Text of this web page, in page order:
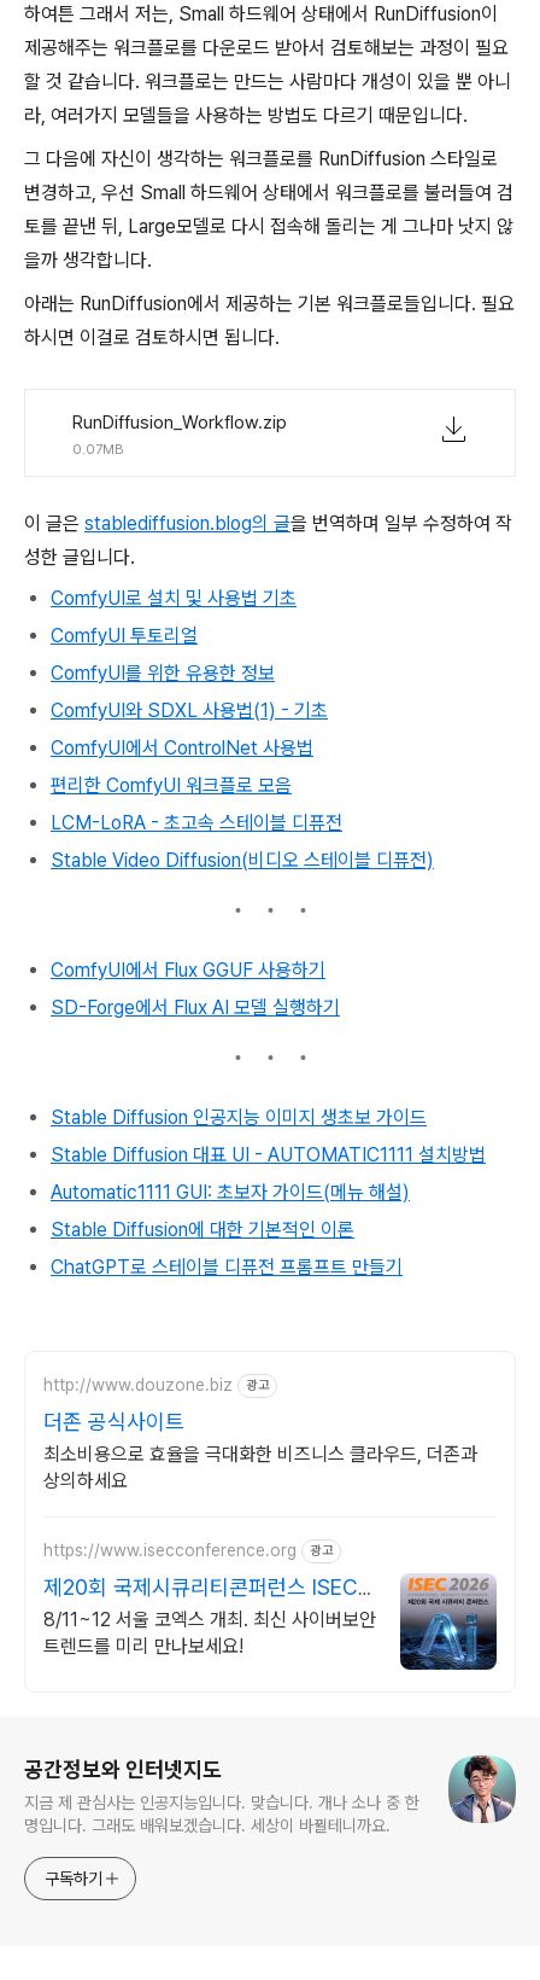
하여튼 그래서 저는, Small 하드웨어 상태에서 RunDiffusion이
제공해주는 워크플로를 다운로드 받아서 검토해보는 과정이 필요
할 것 같습니다. 워크플로는 만드는 사람마다 개성이 있을 뿐 아니
라, 여러가지 모델들을 사용하는 방법도 다르기 때문입니다.
그 다음에 자신이 생각하는 워크플로를 RunDiffusion 스타일로
변경하고, 우선 Small 하드웨어 상태에서 워크플로를 불러들여 검
토를 끝낸 뒤, Large모델로 다시 접속해 돌리는 게 그나마 낫지 않
을까 생각합니다.
아래는 RunDiffusion에서 제공하는 기본 워크플로들입니다. 필요
하시면 이걸로 검토하시면 됩니다.
RunDiffusion_Workflow.zip
0.07MB
이 글은 stablediffusion.blog의 글을 번역하며 일부 수정하여 작
성한 글입니다.
ComfyUI로 설치 및 사용법 기초
ComfyUI 투토리얼
ComfyUI를 위한 유용한 정보
ComfyUI와 SDXL 사용법(1) - 기초
ComfyUI에서 ControlNet 사용법
편리한 ComfyUI 워크플로 모음
LCM-LoRA - 초고속 스테이블 디퓨전
Stable Video Diffusion(비디오 스테이블 디퓨전)
ComfyUI에서 Flux GGUF 사용하기
SD-Forge에서 Flux AI 모델 실행하기
Stable Diffusion 인공지능 이미지 생초보 가이드
Stable Diffusion 대표 UI - AUTOMATIC1111 설치방법
Automatic1111 GUI: 초보자 가이드(메뉴 해설)
Stable Diffusion에 대한 기본적인 이론
ChatGPT로 스테이블 디퓨전 프롬프트 만들기
http://www.douzone.biz 광고
더존 공식사이트
최소비용으로 효율을 극대화한 비즈니스 클라우드, 더존과
상의하세요
https://www.isecconference.org 광고
제20회 국제시큐리티콘퍼런스 ISEC
2026
8/11~12 서울 코엑스 개최. 최신 사이버보안
트렌드를 미리 만나보세요!
공간정보와 인터넷지도
지금 제 관심사는 인공지능입니다. 맞습니다. 개나 소나 중 한
명입니다. 그래도 배워보겠습니다. 세상이 바뀔테니까요.
구독하기